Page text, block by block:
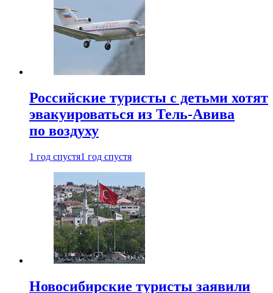
Российские туристы с детьми хотят
эвакуироваться из Тель-Авива
по воздуху
1 год спустя1 год спустя
Новосибирские туристы заявили